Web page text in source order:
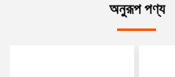
অনুরূপ পণ্য